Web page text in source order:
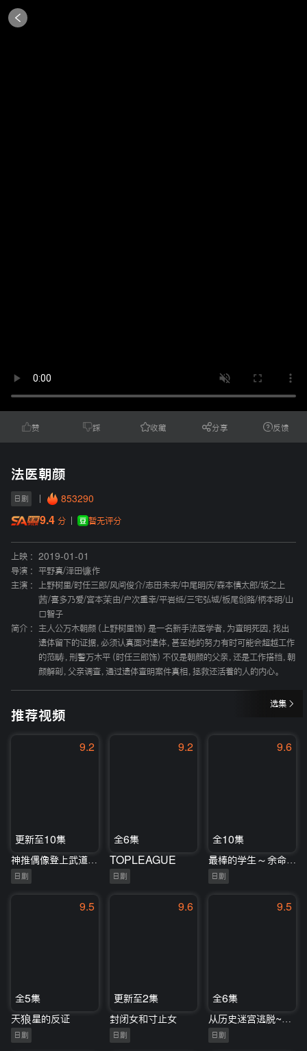
赞 踩 收藏 分享 反馈
法医朝颜
日剧 853290
9.4 分 暂无评分
上映 :
2019-01-01
导演 :
平野真/泽田镰作
主演 :
上野树里/时任三郎/风间俊介/志田未来/中尾明庆/森本慎太郎/坂之上
茜/喜多乃爱/宫本茉由/户次重幸/平岩纸/三宅弘城/板尾创路/柄本明/山
口智子
简介 :
主人公万木朝颜（上野树里饰）是一名新手法医学者，为查明死因，找出
遗体留下的证据，必须认真面对遗体，甚至她的努力有时可能会超越工作
的范畴，刑警万木平（时任三郎饰）不仅是朝颜的父亲，还是工作搭档，朝
颜解剖，父亲调查，通过遗体查明案件真相，拯救还活着的人的内心。
选集
推荐视频
9.2
更新至10集
日剧
9.2
全6集
TOPLEAGUE
日剧
9.6
全10集
日剧
9.5
全5集
天狼星的反证
日剧
9.6
更新至2集
封闭女和寸止女
日剧
9.5
全6集
从历史迷宫逃脱~真实逃脱游戏×东京电视台~
日剧